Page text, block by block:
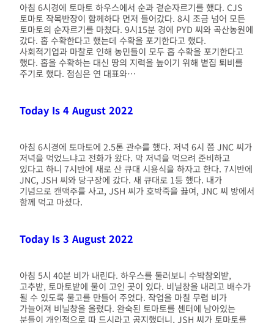
아침 6시경에 토마토 하우스에서 순과 곁순자르기를 했다. CJS
토마토 작목반장이 함께하다 먼저 들어갔다. 8시 조금 넘어 모든
토마토의 순자르기를 마쳤다. 9시15분 경에 PYD 씨와 곡산농원에
갔다. 홉 수확한다고 했는데 수확을 포기한다고 했다.
사회적기업과 마찰로 인해 농민들이 모두 홉 수확을 포기한다고
했다. 홉을 수확하는 대신 땅의 지력을 높이기 위해 볕집 퇴비를
주기로 했다. 점심은 연 대표와…
Today Is 4 August 2022
아침 6시경에 토마토에 2.5톤 관수를 했다. 저녁 6시 쯤 JNC 씨가
저녁을 먹었느냐고 전화가 왔다. 막 저녁을 먹으려 준비하고
있다고 하니 7시반에 새로 산 큐대 시용식을 하자고 한다. 7시반에
JNC, JSH 씨와 당구장에 갔다. 새 큐대로 1등 했다. 내가
기념으로 캔맥주를 사고, JSH 씨가 호박죽을 끓여, JNC 씨 방에서
함께 먹고 마셨다.
Today Is 3 August 2022
아침 5시 40분 비가 내린다. 하우스를 둘러보니 수박참외밭,
고추밭, 토마토밭에 물이 고인 곳이 있다. 비닐창을 내리고 배수가
될 수 있도록 물고를 만들어 주었다. 작업을 마칠 무렵 비가
가늘어져 비닐창을 올렸다. 완숙된 토마토를 센터에 남아있는
분들이 개인적으로 따 드시라고 공지했더니, JSH 씨가 토마토를